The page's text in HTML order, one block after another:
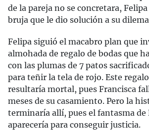
de la pareja no se concretara,
bruja que le dio solución a su
Felipa siguió el macabro plan que
almohada de regalo de bodas que
con las plumas de 7 patos
para teñir la tela de rojo. Este
resultaría mortal, pues Francisca
meses de su casamiento. Pero la
terminaría allí, pues el fantasma de
aparecería para conseguir justicia.